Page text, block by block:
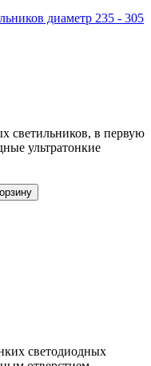
диаметр 235 - 305
светильников, в первую
ультратонкие
светодиодных